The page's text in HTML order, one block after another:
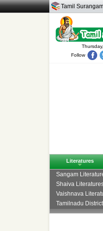
Tamil
Follow
Literatures
Sangam
Shaiva
Vaishnava
Tamilnadu